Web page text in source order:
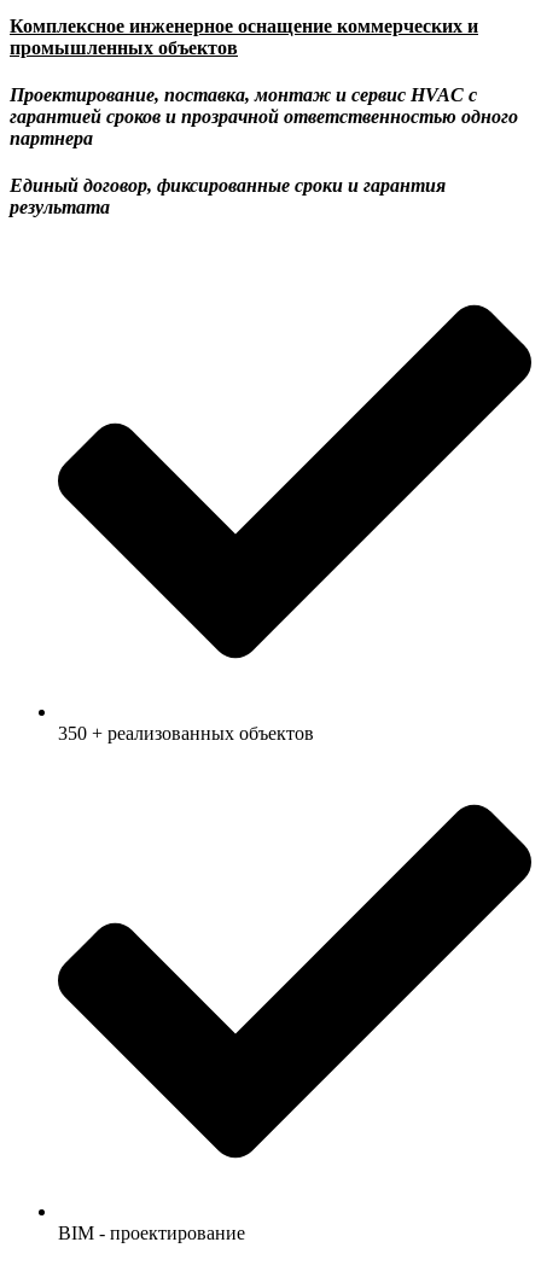
Комплексное инженерное оснащение коммерческих и
промышленных объектов
Проектирование, поставка, монтаж и сервис HVAC с
гарантией сроков и прозрачной ответственностью одного
партнера
Единый договор, фиксированные сроки и гарантия
результата
350 + реализованных объектов
BIM - проектирование